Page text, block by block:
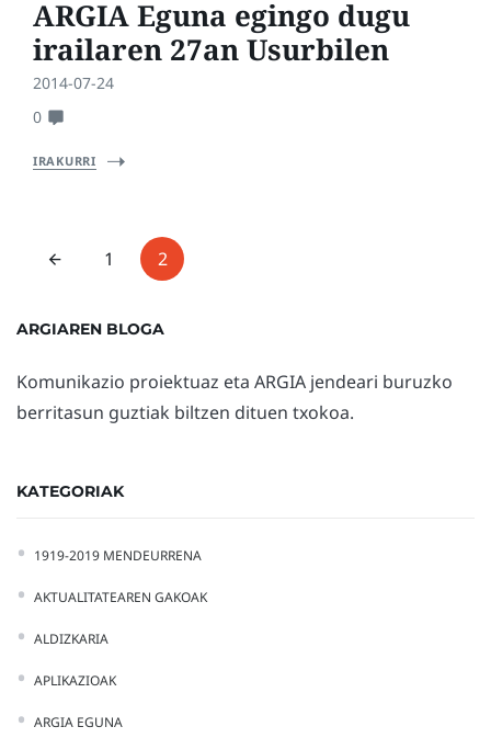
ARGIA Eguna egingo dugu
irailaren 27an Usurbilen
2014-07-24
0
IRAKURRI
1 2
ARGIAREN BLOGA
Komunikazio proiektuaz eta ARGIA jendeari buruzko
berritasun guztiak biltzen dituen txokoa.
KATEGORIAK
1919-2019 MENDEURRENA
AKTUALITATEAREN GAKOAK
ALDIZKARIA
APLIKAZIOAK
ARGIA EGUNA